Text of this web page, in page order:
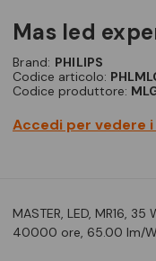
mas led
Brand: PHILIPS
Codice articolo:
Codice produttore:
Accedi per vedere
MASTER, LED, MR16,
40000 ore, 65.00 lm/W,